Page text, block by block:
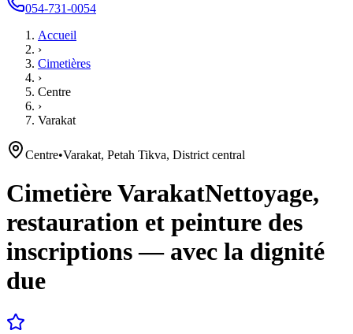
054-731-0054
Accueil
›
Cimetières
›
Centre
›
Varakat
Centre•Varakat, Petah Tikva, District central
CimetièreVarakatNettoyage,
restauration et peinture des
inscriptions — avec la dignité
due